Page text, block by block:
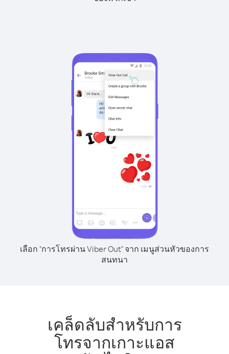
เลือก "การโทรผ่าน Viber Out" จาก เมนูส่วนหัวของการ
สนทนา
เคล็ดลับสำหรับการ
โทรจากเกาะแอส